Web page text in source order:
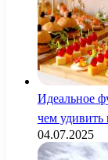
Идеальное
чем удивить
04.07.2025